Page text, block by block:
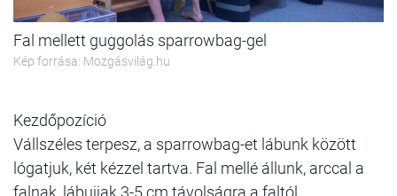
Fal mellett guggolás sparrowbag-gel
Kép forrása: Mozgásvilág.hu
Kezdőpozíció
Vállszéles terpesz, a sparrowbag-et lábunk között
lógatjuk, két kézzel tartva. Fal mellé állunk, arccal a